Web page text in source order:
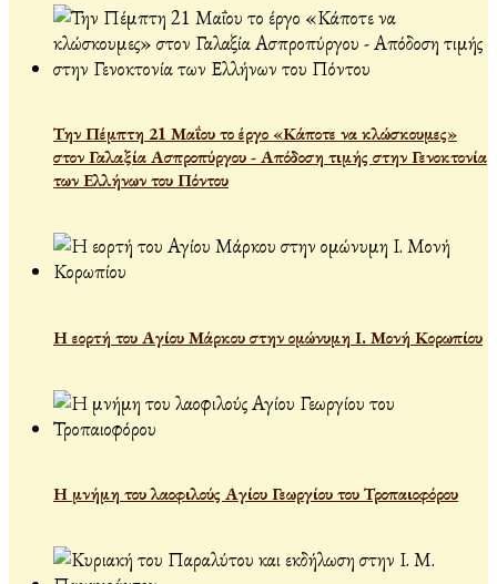
Την Πέμπτη 21 Μαΐου το έργο «Κάποτε να κλώσκουμες»
στον Γαλαξία Ασπροπύργου - Απόδοση τιμής στην Γενοκτονία
των Ελλήνων του Πόντου
Η εορτή του Αγίου Μάρκου στην ομώνυμη Ι. Μονή Κορωπίου
Η μνήμη του λαοφιλούς Αγίου Γεωργίου του Τροπαιοφόρου